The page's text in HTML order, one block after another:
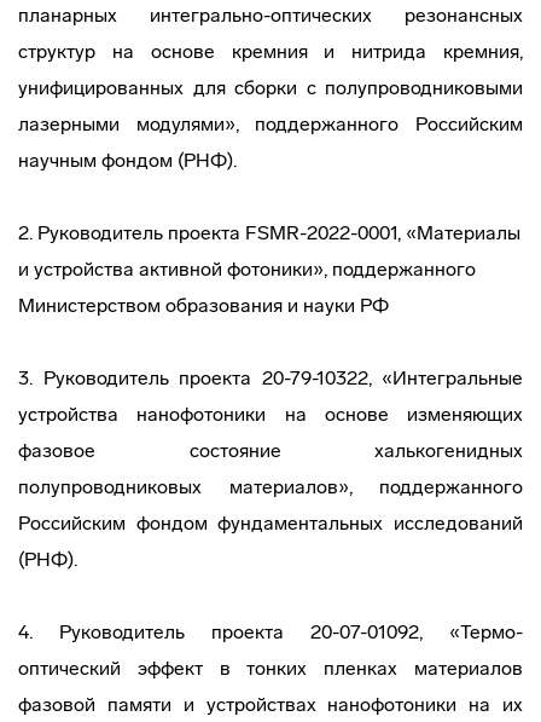
планарных интегрально-оптических резонансных
структур на основе кремния и нитрида кремния,
унифицированных для сборки с полупроводниковыми
лазерными модулями», поддержанного Российским
научным фондом (РНФ).
2. Руководитель проекта FSMR-2022-0001, «Материалы
и устройства активной фотоники», поддержанного
Министерством образования и науки РФ
3. Руководитель проекта 20-79-10322, «Интегральные
устройства нанофотоники на основе изменяющих
фазовое состояние халькогенидных
полупроводниковых материалов», поддержанного
Российским фондом фундаментальных исследований
(РНФ).
4. Руководитель проекта 20-07-01092, «Термо-
оптический эффект в тонких пленках материалов
фазовой памяти и устройствах нанофотоники на их